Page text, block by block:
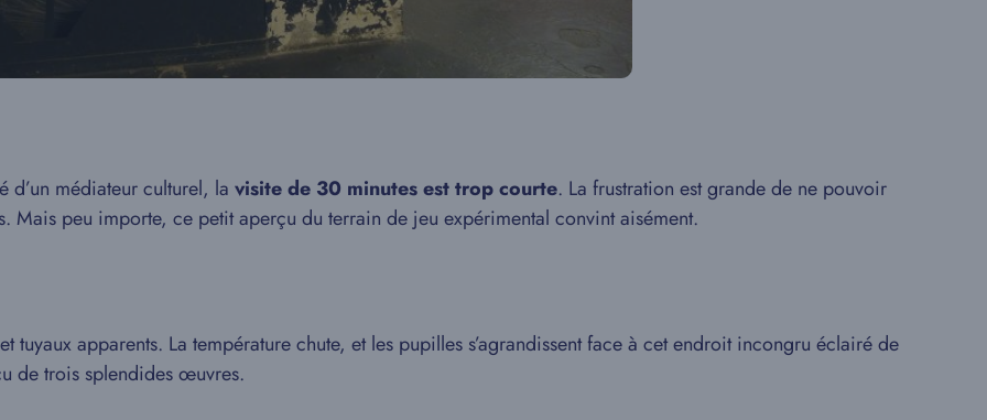
d’un médiateur culturel, la visite de 30 minutes est trop courte. La frustration est grande de ne pouvoir
Mais peu importe, ce petit aperçu du terrain de jeu expérimental convint aisément.
tuyaux apparents. La température chute, et les pupilles s’agrandissent face à cet endroit incongru éclairé de
de trois splendides œuvres.